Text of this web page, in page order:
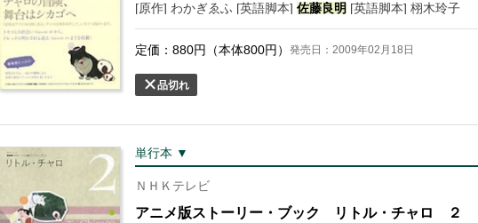
[原作] わかぎゑふ [英語脚本] 佐藤良明 [英語脚本] 栩木玲子
定価： 880円（本体800円） 発売日：2009年02月18日
品切れ
単行本 ▼
ＮＨＫテレビ
アニメ版ストーリー・ブック リトル・チャロ ２